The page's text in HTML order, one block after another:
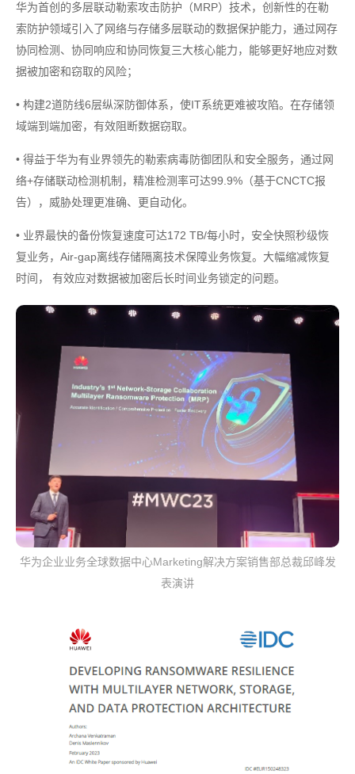
华为首创的多层联动勒索攻击防护（MRP）技术，创新性的在勒
索防护领域引入了网络与存储多层联动的数据保护能力，通过网存
协同检测、协同响应和协同恢复三大核心能力，能够更好地应对数
据被加密和窃取的风险；
• 构建2道防线6层纵深防御体系，使IT系统更难被攻陷。在存储领
域端到端加密，有效阻断数据窃取。
• 得益于华为有业界领先的勒索病毒防御团队和安全服务，通过网
络+存储联动检测机制，精准检测率可达99.9%（基于CNCTC报
告），威胁处理更准确、更自动化。
• 业界最快的备份恢复速度可达172 TB/每小时，安全快照秒级恢
复业务，Air-gap离线存储隔离技术保障业务恢复。大幅缩减恢复
时间， 有效应对数据被加密后长时间业务锁定的问题。
华为企业业务全球数据中心Marketing解决方案销售部总裁邱峰发
表演讲